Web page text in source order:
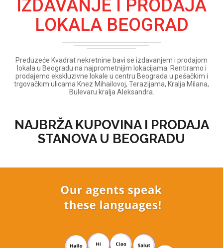
IZDAVANJE I PRODAJA
LOKALA BEOGRAD
Preduzeće Kvadrat nekretnine bavi se izdavanjem i prodajom
lokala u Beogradu na najprometnijim lokacijama. Rentiramo i
prodajemo ekskluzivne lokale u centru Beograda u pešačkim i
trgovačkim ulicama Knez Mihailovoj, Terazijama, Kralja Milana,
Bulevaru kralja Aleksandra.
NAJBRŽA KUPOVINA I PRODAJA
STANOVA U BEOGRADU